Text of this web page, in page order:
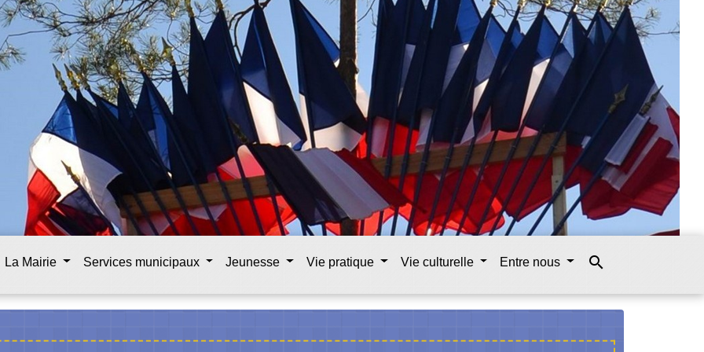
La Mairie Services municipaux Jeunesse Vie pratique Vie culturelle Entre nous search